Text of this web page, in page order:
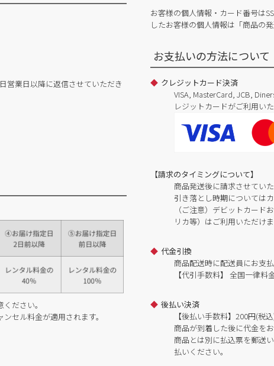
営業日以降に返信させていただき
ださい。
ル料金が適用されます。
お客様の個人情報・カード番号は
したお客様の個人情報は「商品の
お支払いの方法について
クレジットカード決済
VISA, MasterCard, JCB,
レジットカードがご利用いた
【請求のタイミングについて】
商品発送後に請求させていた
引き落とし時期については
（ご注意）デビットカード
リカ等）はご利用いただけま
代金引換
商品配送時に配送員にお支
【代引手数料】 全国一律料
後払い決済
【後払い手数料】200円(税
商品が到着した後に代金を
商品とは別に払込票を郵送
払いください。